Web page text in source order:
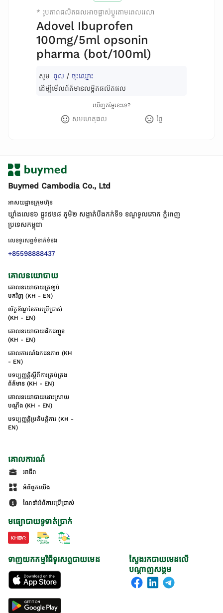
* រូបភាពផលិតផលអាចផ្លាស់ប្តូរតាមពេលវេលា
Adovel Ibuprofen
100mg/5ml opsonin
pharma (bot/100ml)
សូម ចូល / ចុះឈ្មោះ
ដើម្បីមើលព័ត៌មានលម្អិតផលិតផល
ឃើញតម្លៃនេះទេ?
សមហេតុផល ថ្លៃ
Buymed Cambodia Co., Ltd
អាសយដ្ឋានក្រុមហ៊ុន
ឃ្លាំងលេខ៦ ផ្លូវ៥២៨ ភូមិ២ សង្កាត់់បឹងកក់ទី១ ខណ្ឌទួលគោក ភ្នំពេញ
ប្រទេសកម្ពុជា
លេខទូរសព្ទទំនាក់ទំនង
+85598888437
គោលនយោបាយ
គោលនយោបាយត្រឡប់
មកវិញ (KH - EN)
ល័ក្ខខ័ណ្ឌនៃការប្រើប្រាស់
(KH - EN)
គោលនយោបាយដឹកជញ្ជូន
(KH - EN)
គោលការណ៍ឯកជនភាព (KH
- EN)
បទប្បញ្ញត្តិស្តីពីការគ្រប់គ្រង
ព័ត៌មាន (KH - EN)
គោលនយោបាយដោះស្រាយ
បណ្ដឹង (KH - EN)
បទប្បញ្ញត្តិប្រតិបត្តិការ (KH -
EN)
គោលការណ៍
អាជីព
អំពីពួកយើង
ណែនាំអំពីការប្រើប្រាស់
មធ្យោបាយទូទាត់ប្រាក់
ស្វែងរកបាយមេដលើ
បណ្តាញសង្គម
ទាញយកកម្មវិធីទូរសព្ទបាយមេដ